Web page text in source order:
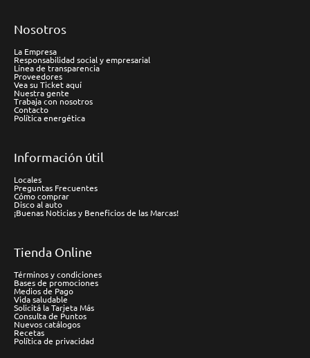
Nosotros
La Empresa
Responsabilidad social y empresarial
Línea de transparencia
Proveedores
Vea su Ticket aquí
Nuestra gente
Trabaja con nosotros
Contacto
Política energética
Información útil
Locales
Preguntas Frecuentes
Cómo comprar
Disco al auto
¡Buenas Noticias y Beneficios de las Marcas!
Tienda Online
Términos y condiciones
Bases de promociones
Medios de Pago
Vida saludable
Solicitá la Tarjeta Más
Consulta de Puntos
Nuevos catálogos
Recetas
Política de privacidad